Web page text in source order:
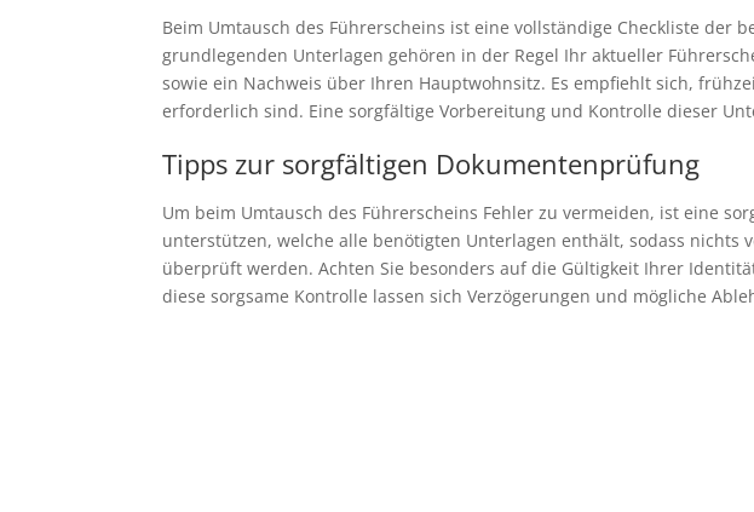
Beim Umtausch des Führerscheins ist eine vollständige Checkliste der
grundlegenden Unterlagen gehören in der Regel Ihr aktueller
sowie ein Nachweis über Ihren Hauptwohnsitz. Es empfiehlt sich,
erforderlich sind. Eine sorgfältige Vorbereitung und Kontrolle dieser
Tipps zur sorgfältigen Dokumentenprüfung
Um beim Umtausch des Führerscheins Fehler zu vermeiden, ist eine
unterstützen, welche alle benötigten Unterlagen enthält, sodass
überprüft werden. Achten Sie besonders auf die Gültigkeit Ihrer
diese sorgsame Kontrolle lassen sich Verzögerungen und mögliche